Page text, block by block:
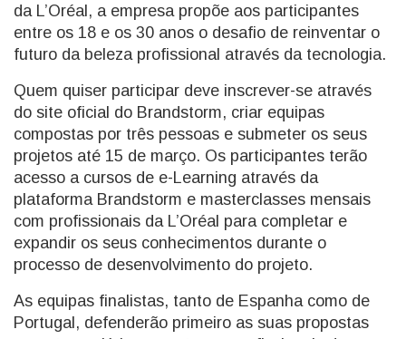
da L’Oréal, a empresa propõe aos participantes
entre os 18 e os 30 anos o desafio de reinventar o
futuro da beleza profissional através da tecnologia.
Quem quiser participar deve inscrever-se através
do site oficial do Brandstorm, criar equipas
compostas por três pessoas e submeter os seus
projetos até 15 de março. Os participantes terão
acesso a cursos de e-Learning através da
plataforma Brandstorm e masterclasses mensais
com profissionais da L’Oréal para completar e
expandir os seus conhecimentos durante o
processo de desenvolvimento do projeto.
As equipas finalistas, tanto de Espanha como de
Portugal, defenderão primeiro as suas propostas